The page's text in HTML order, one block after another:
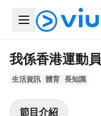
我係香港運動員
生活資訊 體育 長知識
節目介紹